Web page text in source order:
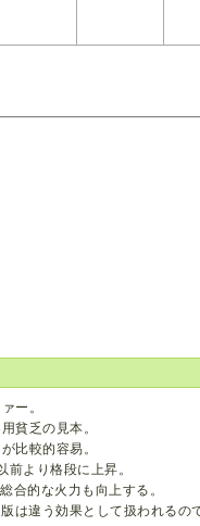
ー。
貧乏の見本。
比較的容易。
より格段に上昇。
合的な火力も向上する。
は違う効果として扱われるの